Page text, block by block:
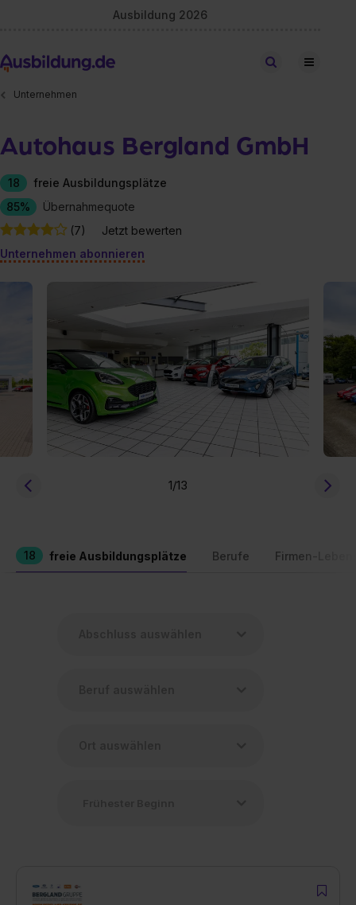
Ausbildung 2026
Stellen finden
Unternehmen
Autohaus Bergland GmbH
18
freie Ausbildungsplätze
85%
Übernahmequote
(7)
Jetzt bewerten
Unternehmen abonnieren
1/13
18 freie Ausbildungsplätze Berufe Firmen-